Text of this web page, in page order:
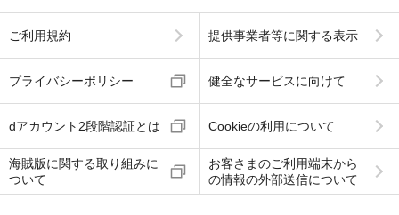
ご利用規約 提供事業者等に関する表示
プライバシーポリシー 健全なサービスに向けて
dアカウント2段階認証とは Cookieの利用について
海賊版に関する取り組みに
ついて
お客さまのご利用端末から
の情報の外部送信について